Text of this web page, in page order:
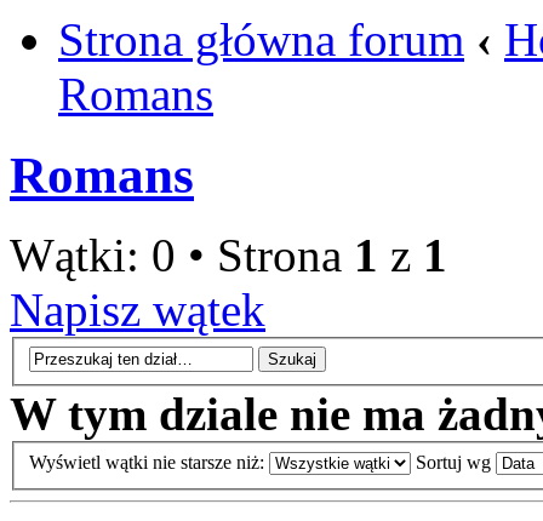
Strona główna forum ‹
Romans
Romans
Wątki: 0 • Strona 1 z 1
Napisz wątek
W tym dziale nie ma
Wyświetl wątki nie starsze niż: Sortuj wg